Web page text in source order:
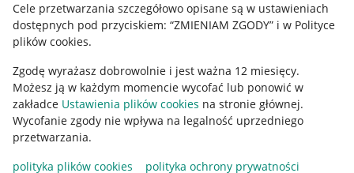
Cele przetwarzania szczegółowo opisane są w ustawieniach
dostępnych pod przyciskiem: “ZMIENIAM ZGODY” i w Polityce
plików cookies.
Zgodę wyrażasz dobrowolnie i jest ważna 12 miesięcy.
Możesz ją w każdym momencie wycofać lub ponowić w
zakładce Ustawienia plików cookies na stronie głównej.
Wycofanie zgody nie wpływa na legalność uprzedniego
przetwarzania.
polityka plików cookies
polityka ochrony prywatności
Udostępnianie lokalizacji
Informacje dla Aktu o Usługach Cyfrowych
Pobierz aplikację